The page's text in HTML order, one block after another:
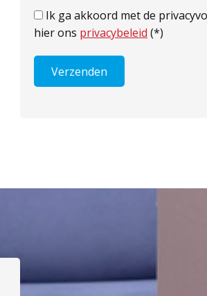
Ik ga akkoord met de
hier ons privacybeleid (*)